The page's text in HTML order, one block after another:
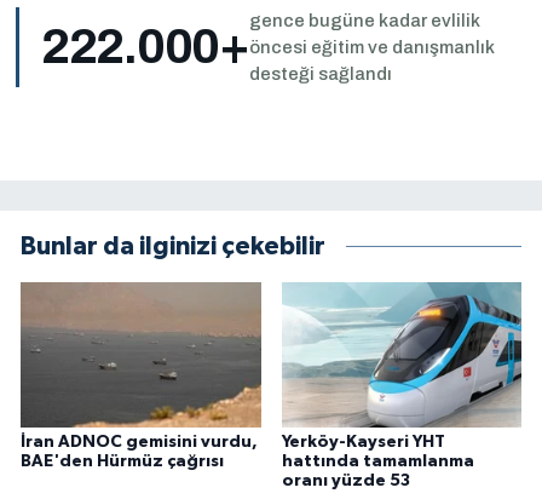
222.000+gence bugüne kadar evlilik
öncesi eğitim ve danışmanlık
desteği sağlandı
Bunlar da ilginizi çekebilir
İran ADNOC gemisini vurdu,
BAE'den Hürmüz çağrısı
Yerköy-Kayseri YHT
hattında tamamlanma
oranı yüzde 53